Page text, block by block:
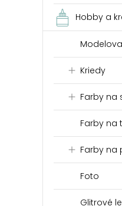
Hobby a
Kriedy
Farby na
Farby na
Farby na
Foto
Glitrové